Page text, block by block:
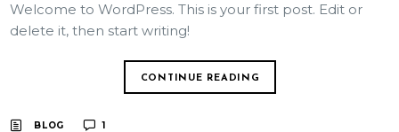
Welcome to WordPress. This is your first post. Edit or
delete it, then start writing!
CONTINUE READING
BLOG 1